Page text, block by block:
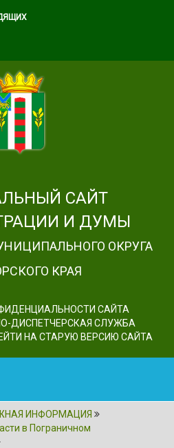
САЙТ
И ДУМЫ
ОКРУГА
КРАЯ
САЙТА
ДИСПЕТЧЕРСКАЯ СЛУЖБА
НА СТАРУЮ ВЕРСИЮ САЙТА
ИНФОРМАЦИЯ
в Пограничном